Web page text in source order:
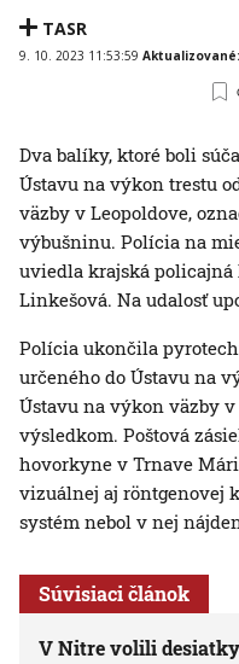
TASR
9. 10. 2023 11:53:59 Aktualizované:
Dva balíky, ktoré boli
Ústavu na výkon trestu
väzby v Leopoldove,
výbušninu. Polícia na
uviedla krajská
Linkešová. Na udalosť
Polícia ukončila
určeného do Ústavu na
Ústavu na výkon väzby
výsledkom. Poštová
hovorkyne v Trnave
vizuálnej aj röntgenovej
systém nebol v nej
Súvisiaci článok
V Nitre volili